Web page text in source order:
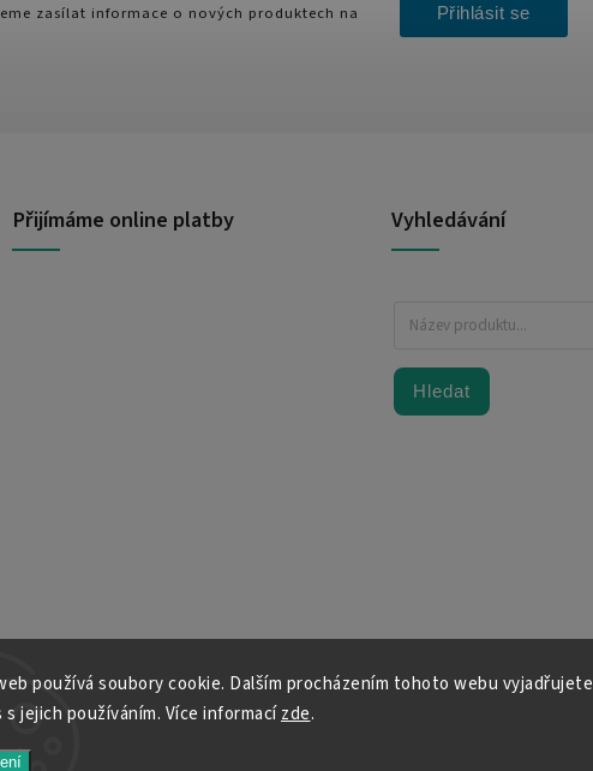
používá soubory cookie. Dalším procházením tohoto webu vyjadřujete
s jejich používáním. Více informacízde.
Přijímáme online platby Vyhledávání
Hledat
zasílat informace o nových produktech na
Přihlásit se